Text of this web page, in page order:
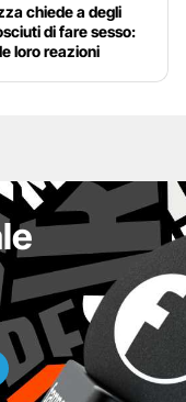
chiede a degli
di fare sesso:
loro reazioni